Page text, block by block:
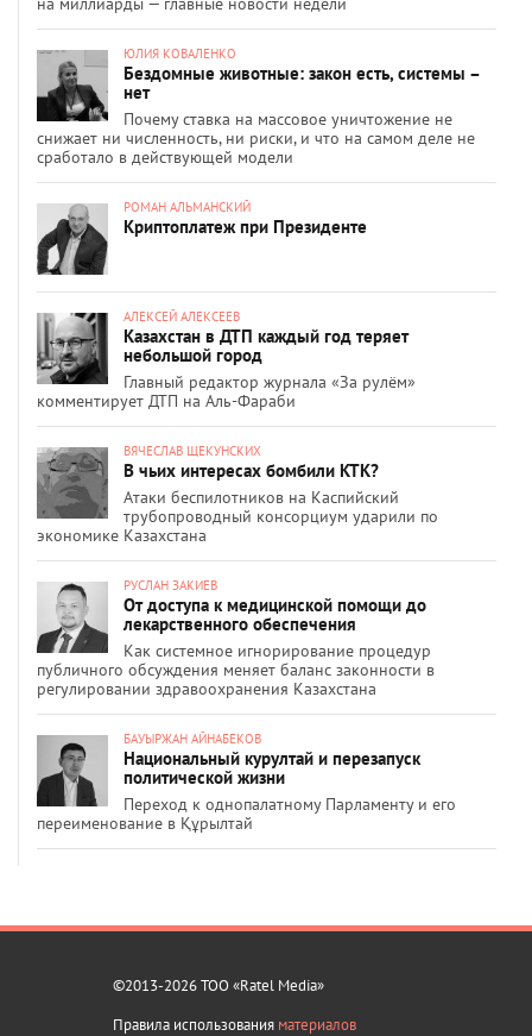
ЮЛИЯ КОВАЛЕНКО
Бездомные животные: закон есть, системы –
нет
Почему ставка на массовое уничтожение не
снижает ни численность, ни риски, и что на самом деле не
сработало в действующей модели
РОМАН АЛЬМАНСКИЙ
Криптоплатеж при Президенте
АЛЕКСЕЙ АЛЕКСЕЕВ
Казахстан в ДТП каждый год теряет
небольшой город
Главный редактор журнала «За рулём»
комментирует ДТП на Аль-Фараби
ВЯЧЕСЛАВ ЩЕКУНСКИХ
В чьих интересах бомбили КТК?
Атаки беспилотников на Каспийский
трубопроводный консорциум ударили по
экономике Казахстана
РУСЛАН ЗАКИЕВ
От доступа к медицинской помощи до
лекарственного обеспечения
Как системное игнорирование процедур
публичного обсуждения меняет баланс законности в
регулировании здравоохранения Казахстана
БАУЫРЖАН АЙНАБЕКОВ
Национальный курултай и перезапуск
политической жизни
Переход к однопалатному Парламенту и его
переименование в Құрылтай
©2013-2026 ТОО «Ratel Media»
Правила использования материалов